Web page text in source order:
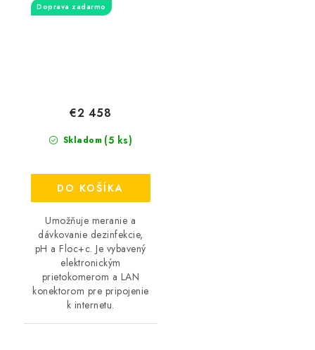
Doprava zadarmo
Skladom (5 ks)
€2 458
DO KOŠÍKA
Umožňuje meranie a
dávkovanie dezinfekcie,
pH a Floc+c. Je vybavený
elektronickým
prietokomerom a LAN
konektorom pre pripojenie
k internetu.